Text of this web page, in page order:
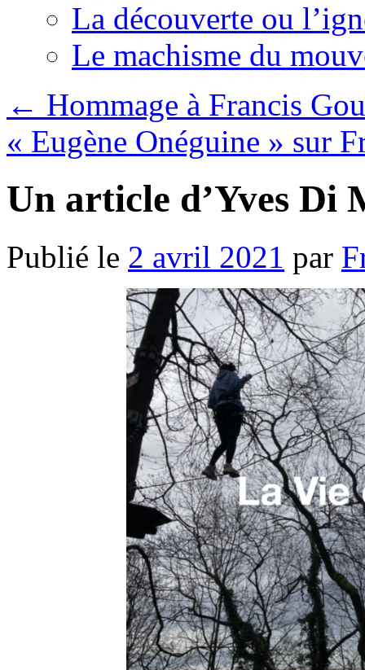
La découverte ou
Le machisme du
← Hommage à Francis
« Eugène Onéguine » sur
Un article d’Yves Di
Publié le 2 avril 2021 par